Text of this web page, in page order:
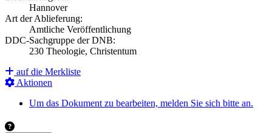
Hannover
Art der Ablieferung:
Amtliche Veröffentlichung
DDC-Sachgruppe der DNB:
230 Theologie, Christentum
auf die Merkliste
Aktionen
Um das Dokument zu bearbeiten, melden Sie sich bitte an.